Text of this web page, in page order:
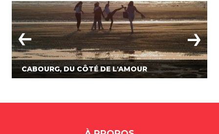
CABOURG, DU CÔTÉ DE L'AMOUR